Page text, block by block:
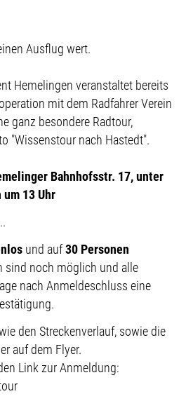
Ausflug wert.
Hemelingen veranstaltet bereits
mit dem Radfahrer Verein
ganz besondere Radtour,
"Wissenstour nach Hastedt".
Bahnhofsstr. 17, unter
um 13 Uhr
und auf 30 Personen
sind noch möglich und alle
nach Anmeldeschluss eine
den Streckenverlauf, sowie die
auf dem Flyer.
Link zur Anmeldung: